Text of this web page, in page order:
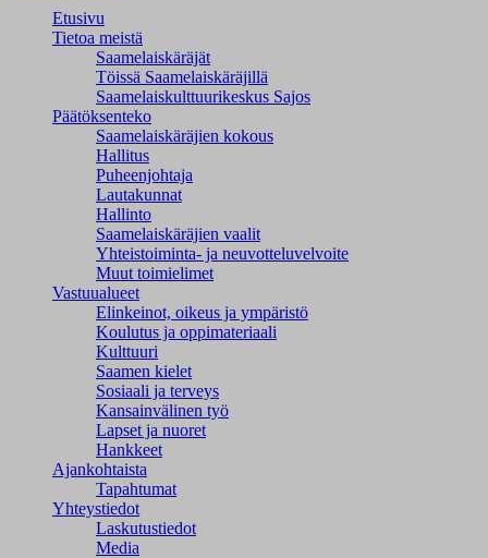
Etusivu
Tietoa meistä
Saamelaiskäräjät
Töissä Saamelaiskäräjillä
Saamelaiskulttuuri­keskus Sajos
Päätöksenteko
Saamelaiskäräjien kokous
Hallitus
Puheenjohtaja
Lautakunnat
Hallinto
Saamelaiskäräjien vaalit
Yhteistoiminta- ja neuvotteluvelvoite
Muut toimielimet
Vastuualueet
Elinkeinot, oikeus ja ympäristö
Koulutus ja oppimateriaali
Kulttuuri
Saamen kielet
Sosiaali ja terveys
Kansainvälinen työ
Lapset ja nuoret
Hankkeet
Ajankohtaista
Tapahtumat
Yhteystiedot
Laskutustiedot
Media